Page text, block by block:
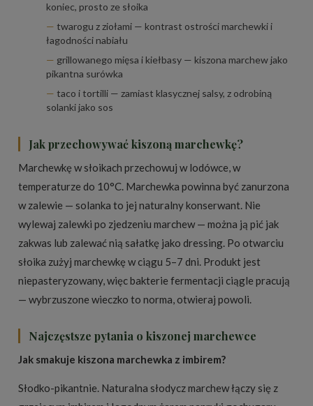
koniec, prosto ze słoika
twarogu z ziołami — kontrast ostrości marchewki i
łagodności nabiału
grillowanego mięsa i kiełbasy — kiszona marchew jako
pikantna surówka
taco i tortilli — zamiast klasycznej salsy, z odrobiną
solanki jako sos
Jak przechowywać kiszoną marchewkę?
Marchewkę w słoikach przechowuj w lodówce, w
temperaturze do 10°C. Marchewka powinna być zanurzona
w zalewie — solanka to jej naturalny konserwant. Nie
wylewaj zalewki po zjedzeniu marchew — można ją pić jak
zakwas lub zalewać nią sałatkę jako dressing. Po otwarciu
słoika zużyj marchewkę w ciągu 5–7 dni. Produkt jest
niepasteryzowany, więc bakterie fermentacji ciągle pracują
— wybrzuszone wieczko to norma, otwieraj powoli.
Najczęstsze pytania o kiszonej marchewce
Jak smakuje kiszona marchewka z imbirem?
Słodko-pikantnie. Naturalna słodycz marchew łączy się z